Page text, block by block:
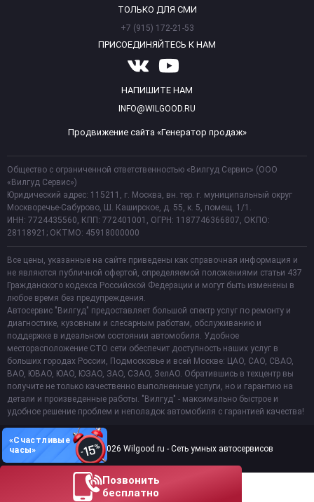
ТОЛЬКО ДЛЯ СМИ
+7 (915) 172-21-53
ПРИСОЕДИНЯЙТЕСЬ К НАМ
НАПИШИТЕ НАМ
INFO@WILGOOD.RU
Продвижение сайта «Генератор продаж»
Общество с ограниченной ответственностью «Вилгуд Сервис» (ООО
«Вилгуд Сервис»)
Юридический адрес: 115211, г. Москва, вн. тер. г. муниципальный округ
Москворечье-Сабурово, Ш. Каширское, д. 55, к. 5, помещ. 1/1.
ИНН: 7724435560, КПП: 772401001, ОГРН: 1187746366807, ОКПО:
28118921; ОКТМО: 45918000000
Все цены, указанные на сайте приведены как справочная информация и
не являются публичной офертой, определяемой положениями статьи 437
Гражданского кодекса Российской Федерации и могут быть изменены в
любое время без предупреждения.
Автосервис "Вилгуд" предоставляет большой спектр услуг по ремонту и
диагностике, кузовным и слесарным работам, обслуживанию и
поддержке в идеальном состоянии автомобиля. Удобное
месторасположение СТО сети обеспечит доступность наших услуг в
больших городах России, Подмосковье и всей Москве: ЦАО, САО, СВАО,
ВАО, ЮВАО, ЮАО, ЮЗАО, ЗАО, СЗАО, ЗелАО. Обратившись в техцентр вы
получите не только качественно выполненные услуги, но и гарантию на
детали и произведенные работы. "Вилгуд" - максимально быстрое и
удобное решение проблем и неполадок автомобиля с гарантией качества!
Copyright 2011-2026 Wilgood.ru - Сеть умных автосервисов
Позвонить
бесплатно
«Счастливые
часы»